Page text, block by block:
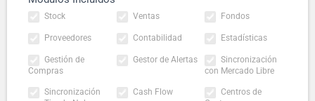
Stock Ventas Fondos
Proveedores Contabilidad Estadísticas
Gestión de
Compras
Gestor de Alertas
Sincronización
con Mercado Libre
Sincronización
Cash Flow
Centros de